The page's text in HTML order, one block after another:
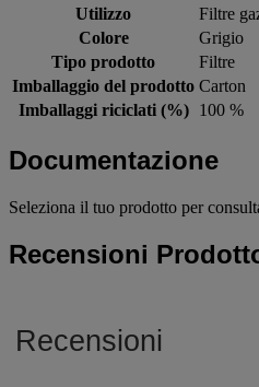
Utilizzo
Filtre
Colore
Grigio
Tipo prodotto
Filtre
Imballaggio del prodotto Carton
Imballaggi riciclati (%)
100 %
Documentazione
Seleziona il tuo prodotto per
Recensioni